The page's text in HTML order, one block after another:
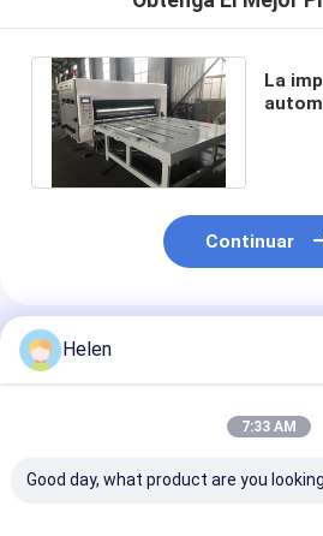
La
Continuar
Productos Recomendados
Helen
7:33 AM
Good day, what product are you